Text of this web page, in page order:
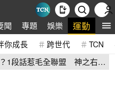
聞 專題 娛樂 運動 全
你成長 跨世代 TCN
1段話惹毛全聯盟 神之右